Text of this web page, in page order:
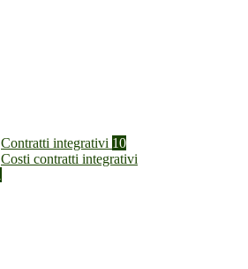
Contratti integrativi 10
Costi contratti integrativi